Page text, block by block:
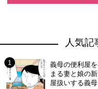
人気記
義母の便利屋
まる妻と娘の
屋扱いする義母